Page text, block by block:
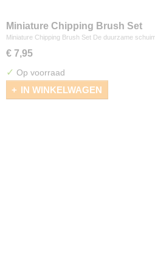
Miniature Chipping Brush Set
Miniature Chipping Brush Set De duurzame
€ 7,95
✓ Op voorraad
IN WINKELWAGEN